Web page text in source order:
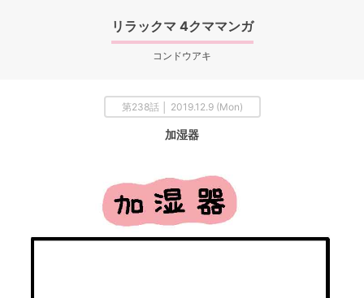
リラックマ 4クママンガ
コンドウアキ
第238話 │ 2019.12.9 (Mon)
加湿器